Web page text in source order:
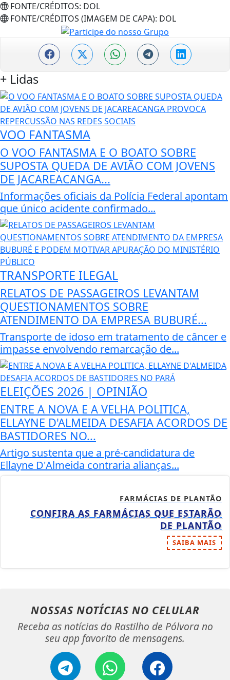
FONTE/CRÉDITOS: DOL
FONTE/CRÉDITOS (IMAGEM DE CAPA): DOL
+ Lidas
VOO FANTASMA
O VOO FANTASMA E O BOATO SOBRE
SUPOSTA QUEDA DE AVIÃO COM JOVENS
DE JACAREACANGA...
Informações oficiais da Polícia Federal apontam
que único acidente confirmado...
TRANSPORTE ILEGAL
RELATOS DE PASSAGEIROS LEVANTAM
QUESTIONAMENTOS SOBRE
ATENDIMENTO DA EMPRESA BUBURÉ...
Transporte de idoso em tratamento de câncer e
impasse envolvendo remarcação de...
ELEIÇÕES 2026 | OPINIÃO
ENTRE A NOVA E A VELHA POLITICA,
ELLAYNE D'ALMEIDA DESAFIA ACORDOS DE
BASTIDORES NO...
Artigo sustenta que a pré-candidatura de
Ellayne D'Almeida contraria alianças...
FARMÁCIAS DE PLANTÃO
CONFIRA AS FARMÁCIAS QUE ESTARÃO
DE PLANTÃO
SAIBA MAIS
NOSSAS NOTÍCIAS NO CELULAR
Receba as notícias do Rastilho de Pólvora no
seu app favorito de mensagens.